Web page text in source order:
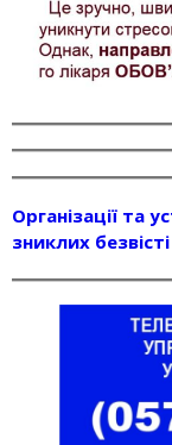
Організації та
зниклих